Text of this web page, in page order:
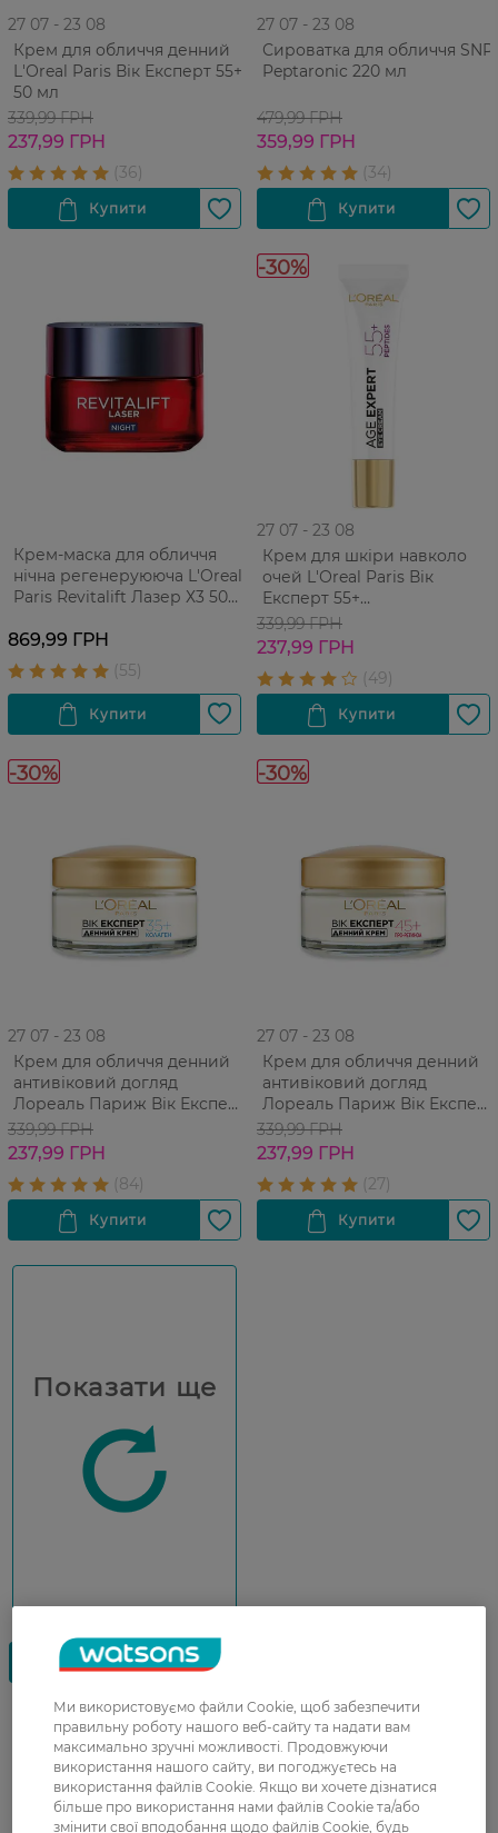
27 07 - 23 08
Крем для обличчя денний
L'Оreal Paris Вік Експерт 55+
50 мл
339,99 ГРН
237,99 ГРН
27 07 - 23 08
Сироватка для обличчя SNP
Peptaronic 220 мл
479,99 ГРН
359,99 ГРН
Крем-маска для обличчя
нічна регенеруююча L'Oreal
Paris Revitalift Лазер Х3 50
869,99 ГРН
-30%
27 07 - 23 08
Крем для шкіри навколо
очей L'Оreal Paris Вік
Експерт 55+
відновлювальний 15 мл
339,99 ГРН
237,99 ГРН
-30%
27 07 - 23 08
Крем для обличчя денний
антивіковий догляд
Лореаль Париж Вік Експерт
35+ 50 мл
339,99 ГРН
237,99 ГРН
-30%
27 07 - 23 08
Крем для обличчя денний
антивіковий догляд
Лореаль Париж Вік Експерт
45+ 50 мл
339,99 ГРН
237,99 ГРН
Показати ще
Антивікові креми допомагають шкірі залишатися
пружною та еластичною і підтримують
рівномірний тон та природне сяйво. Для
щоденного догляду можна вибирати сироватки з
Ми використовуємо файли Cookie, щоб забезпечити
правильну роботу нашого веб-сайту та надати вам
максимально зручні можливості. Продовжуючи
використання нашого сайту, ви погоджуєтесь на
використання файлів Cookie. Якщо ви хочете дізнатися
більше про використання нами файлів Cookie та/або
змінити свої вподобання щодо файлів Cookie, будь